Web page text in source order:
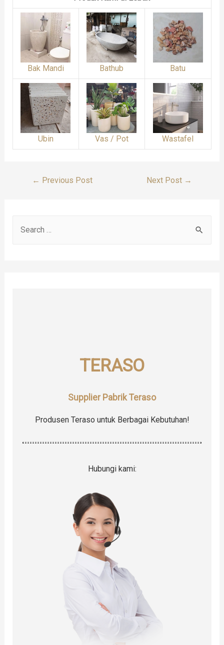
Bak Mandi Bathub Batu
Ubin Vas / Pot Wastafel
Post
← Previous Post Next Post →
TERASO
Supplier Pabrik Teraso
Produsen Teraso untuk Berbagai Kebutuhan!
Hubungi kami: